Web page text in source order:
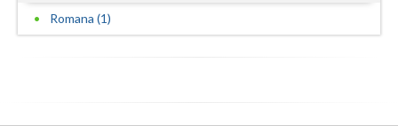
VranceaRomana (1)